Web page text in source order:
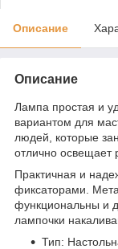
Описание
Описание
Лампа простая и
вариантом для
людей, которые
отлично освещает
Практичная и
фиксаторами.
функциональны и
лампочки
Тип: